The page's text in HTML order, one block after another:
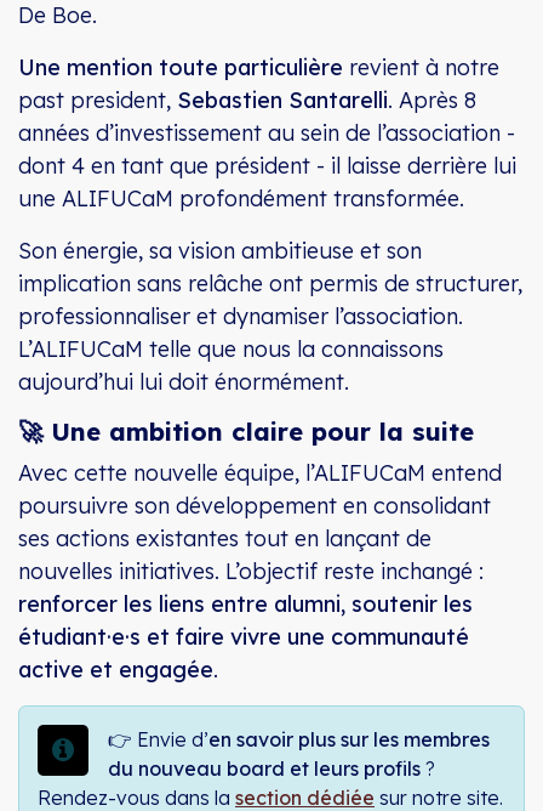
De Boe.
Une mention toute particulière revient à notre
past president, Sebastien Santarelli. Après 8
années d’investissement au sein de l’association -
dont 4 en tant que président - il laisse derrière lui
une ALIFUCaM profondément transformée.
Son énergie, sa vision ambitieuse et son
implication sans relâche ont permis de structurer,
professionnaliser et dynamiser l’association.
L’ALIFUCaM telle que nous la connaissons
aujourd’hui lui doit énormément.
🚀 Une ambition claire pour la suite
Avec cette nouvelle équipe, l’ALIFUCaM entend
poursuivre son développement en consolidant
ses actions existantes tout en lançant de
nouvelles initiatives. L’objectif reste inchangé :
renforcer les liens entre alumni, soutenir les
étudiant·e·s et faire vivre une communauté
active et engagée.
👉 Envie d’en savoir plus sur les membres
du nouveau board et leurs profils ?
Rendez-vous dans la section dédiée sur notre site.